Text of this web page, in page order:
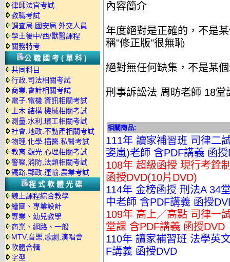
律師法官考試
教職考試
調查局.國安局.外交人員
學士後中/西/獸醫課程
關務特考
公職國考(單科)
共同科目
行政.司法相關考試
商業.會計相關考試
電子.電機.資訊相關考試
土木.結構.機械相關考試
測量.水利.環工相關考試
社會.地政.不動產相關考試
物理.化學.插醫.私醫考試
教育.觀光.心理相關考試
警察,消防,法類相關考試
鐵路.郵政.運輸.農業考試
程式軟體光碟
線上課程綜合教學
繪圖、專業設計
專業、幼兒教學
商業、網路、一般
MTV,音樂,歌劇,演唱會
軟體合輯
字型
內容簡介
年度絕對是正確的，不是
稱"修正版"很無恥
絕對無任何缺集，不是某
刑事訴訟法 周昉老師 18
相關商品:
111年 讀家補習班 司律二
姿嵐)老師 含PDF講義 函
108年 超級函授 現行考銓
函授DVD(10片DVD)
114年 金榜函授 刑法A 34
中老師 含PDF講義 函授
109年 高上／高點 司律一
堂課 含PDF講義 函授DVD
110年 讀家補習班 法學英
F講義 函授DVD